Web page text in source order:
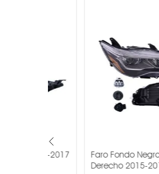
Faro Fondo Negro Toyota
Derecho 2015-2017 019-